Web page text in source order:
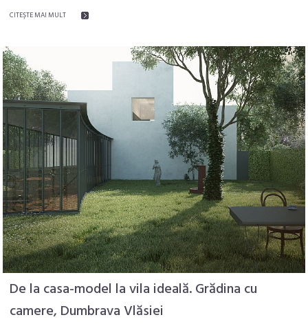
CITEŞTE MAI MULT
De la casa-model la vila ideală. Grădina cu
camere, Dumbrava Vlăsiei